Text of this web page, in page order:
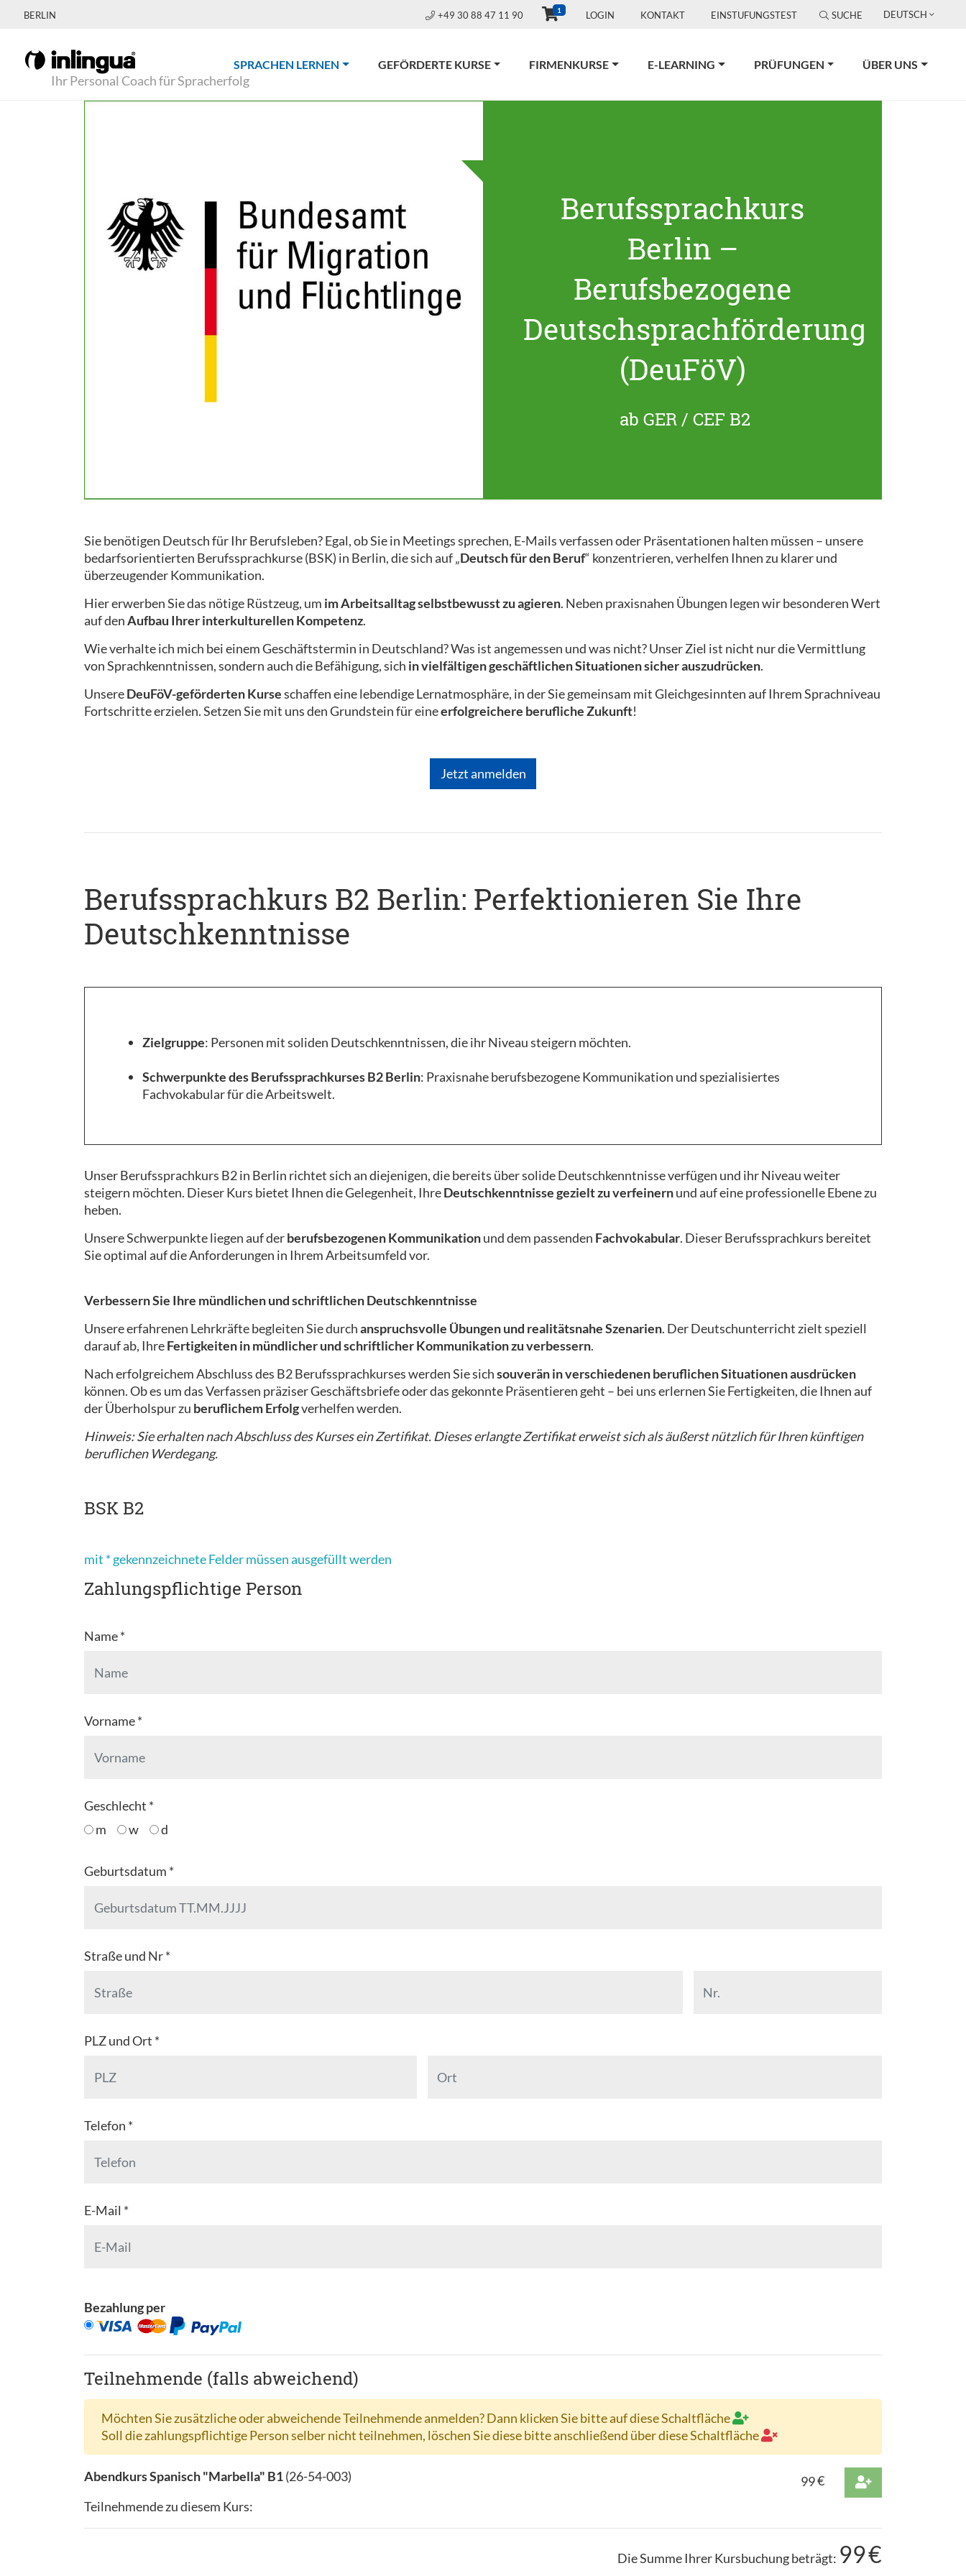
BERLIN +49 30 88 47 11 90 1 LOGIN KONTAKT EINSTUFUNGSTEST SUCHE DEUTSCH
Ihr Personal Coach für Spracherfolg
SPRACHEN LERNEN(CURRENT)GEFÖRDERTE KURSE FIRMENKURSE E-LEARNING PRÜFUNGEN ÜBER UNS
Berufssprachkurs
Berlin –
Berufsbezogene
Deutschsprachförderung
(DeuFöV)
ab GER / CEF B2
Sie benötigen Deutsch für Ihr Berufsleben? Egal, ob Sie in Meetings sprechen, E-Mails verfassen oder Präsentationen halten müssen – unsere
bedarfsorientierten Berufssprachkurse (BSK) in Berlin, die sich auf „Deutsch für den Beruf“ konzentrieren, verhelfen Ihnen zu klarer und
überzeugender Kommunikation.
Hier erwerben Sie das nötige Rüstzeug, um im Arbeitsalltag selbstbewusst zu agieren. Neben praxisnahen Übungen legen wir besonderen Wert
auf denAufbau Ihrer interkulturellen Kompetenz.
Wie verhalte ich mich bei einem Geschäftstermin in Deutschland? Was ist angemessen und was nicht? Unser Ziel ist nicht nur die Vermittlung
von Sprachkenntnissen, sondern auch die Befähigung, sich in vielfältigen geschäftlichen Situationen sicher auszudrücken.
UnsereDeuFöV-geförderten Kurseschaffen eine lebendige Lernatmosphäre, in der Sie gemeinsam mit Gleichgesinnten auf Ihrem Sprachniveau
Fortschritte erzielen. Setzen Sie mit uns den Grundstein für eineerfolgreichere berufliche Zukunft!
Jetzt anmelden
Berufssprachkurs B2 Berlin: Perfektionieren Sie Ihre
Deutschkenntnisse
Zielgruppe: Personen mit soliden Deutschkenntnissen, die ihr Niveau steigern möchten.
Schwerpunkte des Berufssprachkurses B2 Berlin: Praxisnahe berufsbezogene Kommunikation und spezialisiertes
Fachvokabular für die Arbeitswelt.
Unser Berufssprachkurs B2 in Berlin richtet sich an diejenigen, die bereits über solide Deutschkenntnisse verfügen und ihr Niveau weiter
steigern möchten. Dieser Kurs bietet Ihnen die Gelegenheit, IhreDeutschkenntnisse gezielt zu verfeinernund auf eine professionelle Ebene zu
heben.
Unsere Schwerpunkte liegen auf derberufsbezogenen Kommunikationund dem passenden Fachvokabular. Dieser Berufssprachkurs bereitet
Sie optimal auf die Anforderungen in Ihrem Arbeitsumfeld vor.
Verbessern Sie Ihre mündlichen und schriftlichen Deutschkenntnisse
Unsere erfahrenen Lehrkräfte begleiten Sie durchanspruchsvolle Übungen und realitätsnahe Szenarien. Der Deutschunterricht zielt speziell
darauf ab, IhreFertigkeiten in mündlicher und schriftlicher Kommunikation zu verbessern.
Nach erfolgreichem Abschluss des B2 Berufssprachkurses werden Sie sichsouverän in verschiedenen beruflichen Situationen ausdrücken
können. Ob es um das Verfassen präziser Geschäftsbriefe oder das gekonnte Präsentieren geht – bei uns erlernen Sie Fertigkeiten, die Ihnen auf
der Überholspur zu beruflichem Erfolgverhelfen werden.
Hinweis: Sie erhalten nach Abschluss des Kurses ein Zertifikat. Dieses erlangte Zertifikat erweist sich als äußerst nützlich für Ihren künftigen
beruflichen Werdegang.
BSK B2
mit * gekennzeichnete Felder müssen ausgefüllt werden
Zahlungspflichtige Person
Name *
Vorname *
Geschlecht *
m
w d
Geburtsdatum *
Straße und Nr *
PLZ und Ort *
Telefon *
E-Mail *
Bezahlung per
Teilnehmende (falls abweichend)
Möchten Sie zusätzliche oder abweichende Teilnehmende anmelden? Dann klicken Sie bitte auf diese Schaltfläche
Soll die zahlungspflichtige Person selber nicht teilnehmen, löschen Sie diese bitte anschließend über diese Schaltfläche
Abendkurs Spanisch "Marbella" B1(26-54-003) 99€
Teilnehmende zu diesem Kurs:
Die Summe Ihrer Kursbuchung beträgt: 99€